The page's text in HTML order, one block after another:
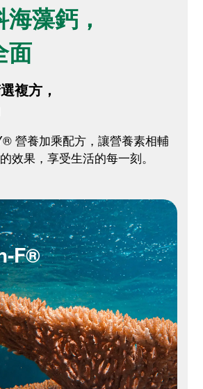
藻鈣，
面
複方，
營養加乘配方，讓營養素相輔
效果，享受生活的每一刻。
F®